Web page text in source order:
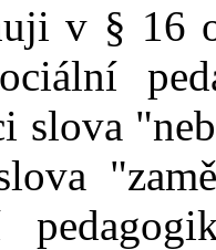
v § 16
slova